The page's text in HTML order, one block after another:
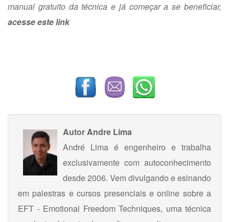
manual gratuito da técnica e já começar a se beneficiar,
acesse este link
AutorAndre Lima
André Lima é engenheiro e trabalha
exclusivamente com autoconhecimento
desde 2006. Vem divulgando e esinando
em palestras e cursos presenciais e online sobre a
EFT - Emotional Freedom Techniques, uma técnica